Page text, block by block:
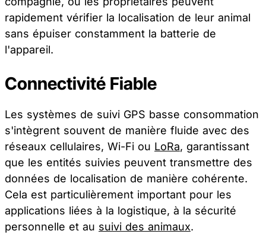
rapidement vérifier la localisation de leur animal
sans épuiser constamment la batterie de
l'appareil.
Connectivité Fiable
Les systèmes de suivi GPS basse consommation
s'intègrent souvent de manière fluide avec des
réseaux cellulaires, Wi-Fi ou LoRa, garantissant
que les entités suivies peuvent transmettre des
données de localisation de manière cohérente.
Cela est particulièrement important pour les
applications liées à la logistique, à la sécurité
personnelle et au suivi des animaux.